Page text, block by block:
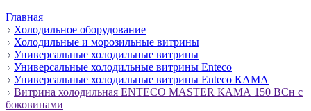
Главная
Холодильное оборудование
Холодильные и морозильные витрины
Универсальные холодильные витрины
Универсальные холодильные витрины Enteco
Универсальные холодильные витрины Enteco КАМА
Витрина холодильная ENTECO MASTER КАМА 150 BCн с
боковинами